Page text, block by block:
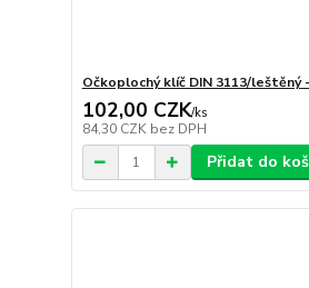
Očkoplochý klíč DIN 3113/leštěný
102,00 CZK/ks
84,30 CZK bez DPH
Přidat do